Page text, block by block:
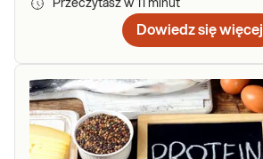
Przeczytasz w 11 minut
Dowiedz się więcej